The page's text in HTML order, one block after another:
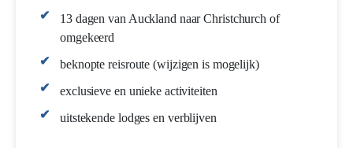
13 dagen van Auckland naar Christchurch of
omgekeerd
beknopte reisroute (wijzigen is mogelijk)
exclusieve en unieke activiteiten
uitstekende lodges en verblijven